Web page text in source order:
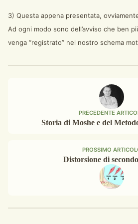
3) Questa appena presentata,
Ad ogni modo sono dell’avviso che ben
venga “registrato” nel nostro schema
PRECEDENTE
Storia di Moshe e del
PROSSIMO
Distorsione di